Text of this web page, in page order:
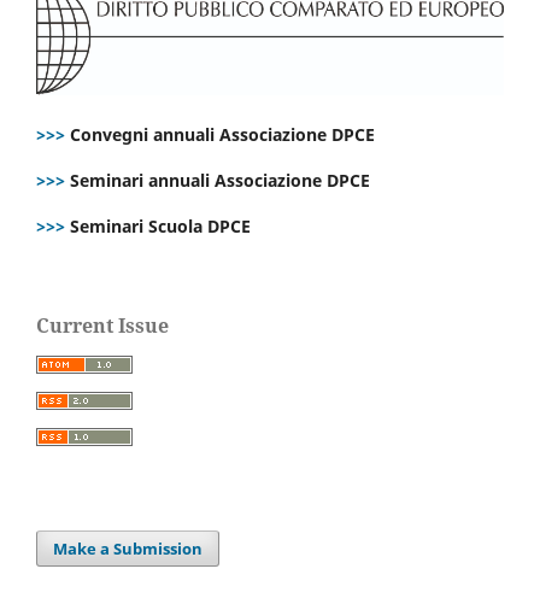
>>> Convegni annuali Associazione DPCE
>>> Seminari annuali Associazione DPCE
>>> Seminari Scuola DPCE
Current Issue
Make a Submission